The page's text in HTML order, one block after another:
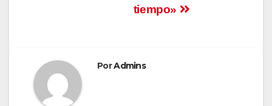
tiempo»
PorAdmins